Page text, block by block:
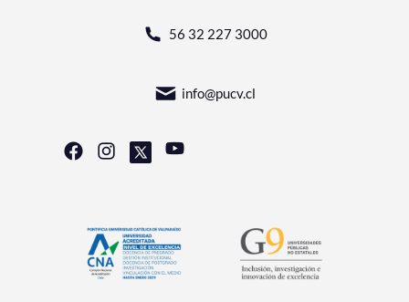
56 32 227 3000
info@pucv.cl